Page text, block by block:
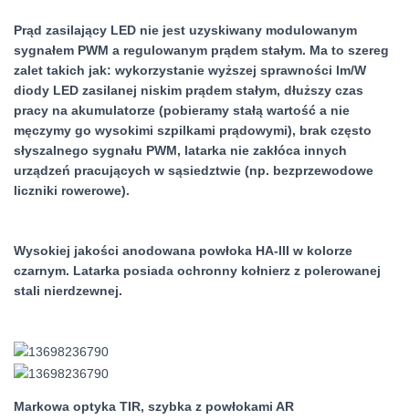
Prąd zasilający LED nie jest uzyskiwany modulowanym
sygnałem PWM a regulowanym prądem stałym. Ma to szereg
zalet takich jak: wykorzystanie wyższej sprawności lm/W
diody LED zasilanej niskim prądem stałym, dłuższy czas
pracy na akumulatorze (pobieramy stałą wartość a nie
męczymy go wysokimi szpilkami prądowymi), brak często
słyszalnego sygnału PWM, latarka nie zakłóca innych
urządzeń pracujących w sąsiedztwie (np. bezprzewodowe
liczniki rowerowe).
Wysokiej jakości anodowana powłoka HA-III w kolorze
czarnym. Latarka posiada ochronny kołnierz z polerowanej
stali nierdzewnej.
Markowa optyka TIR, szybka z powłokami AR